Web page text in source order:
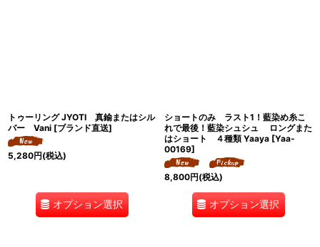
トゥーリング JYOTI 真鍮またはシル
バー Vani [ブランド直送]
5,280円(税込)
オプション選択
ショートのみ ラスト1！藍染め糸こ
れで最後！藍染シュシュ ロングまた
はショート ４種類 Yaaya [Yaa-
00169]
8,800円(税込)
オプション選択